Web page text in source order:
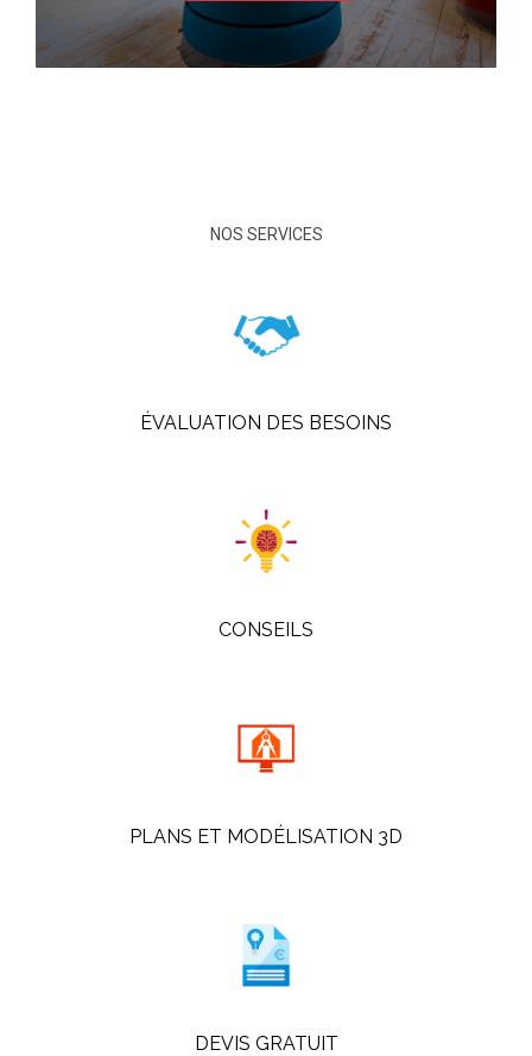
NOS SERVICES
ÉVALUATION DES BESOINS
CONSEILS
PLANS ET MODÉLISATION 3D
DEVIS GRATUIT